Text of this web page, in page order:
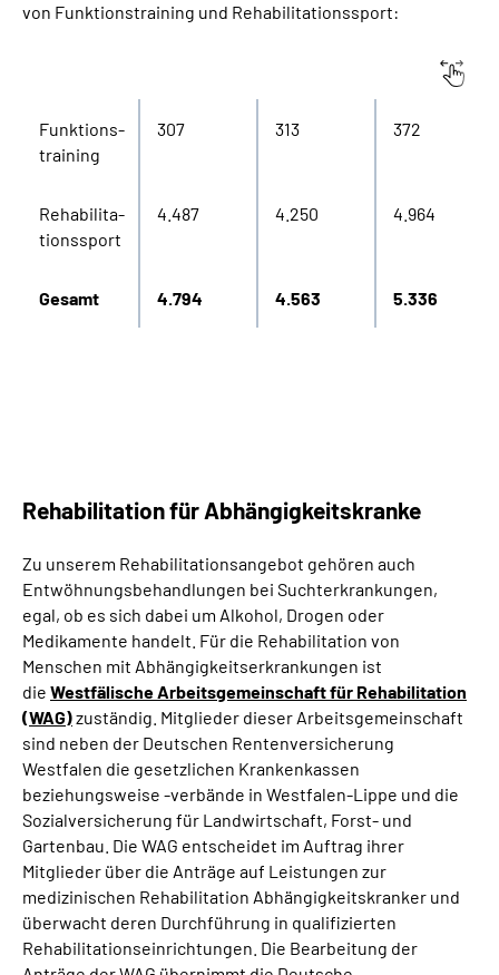
von Funktionstraining und Rehabilitationssport:
Funktions-
training
307 313 372
Rehabilita-
tionssport
4.487 4.250 4.964
Gesamt 4.794 4.563 5.336
Rehabilitation für Abhängigkeitskranke
Zu unserem Rehabilitationsangebot gehören auch
Entwöhnungsbehandlungen bei Suchterkrankungen,
egal, ob es sich dabei um Alkohol, Drogen oder
Medikamente handelt. Für die Rehabilitation von
Menschen mit Abhängigkeitserkrankungen ist
die Westfälische Arbeitsgemeinschaft für Rehabilitation
(WAG)zuständig. Mitglieder dieser Arbeitsgemeinschaft
sind neben der Deutschen Rentenversicherung
Westfalen die gesetzlichen Krankenkassen
beziehungsweise -verbände in Westfalen-Lippe und die
Sozialversicherung für Landwirtschaft, Forst- und
Gartenbau. Die WAG entscheidet im Auftrag ihrer
Mitglieder über die Anträge auf Leistungen zur
medizinischen Rehabilitation Abhängigkeitskranker und
überwacht deren Durchführung in qualifizierten
Rehabilitationseinrichtungen. Die Bearbeitung der